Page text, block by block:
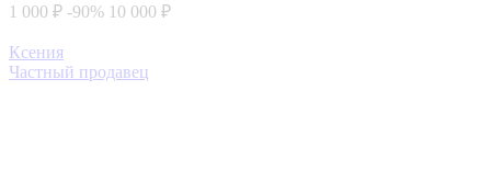
1 000 ₽ -90% 10 000 ₽
Ксения
Частный продавец